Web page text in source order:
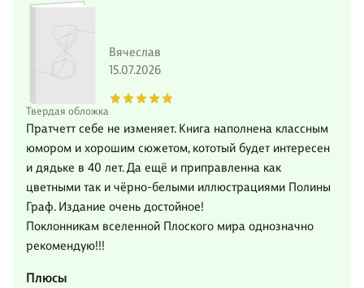
Твердая обложка
Вячеслав
15.07.2026
Пратчетт себе не изменяет. Книга наполнена классным
юмором и хорошим сюжетом, кототый будет интересен
и дядьке в 40 лет. Да ещё и приправленна как
цветными так и чёрно-белыми иллюстрациями Полины
Граф. Издание очень достойное!
Поклонникам вселенной Плоского мира однозначно
рекомендую!!!
Плюсы